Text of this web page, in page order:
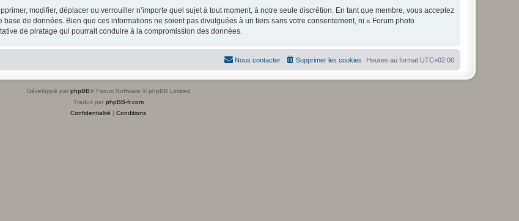
modifier, déplacer ou verrouiller n’importe quel sujet à tout moment, à notre seule discrétion. En tant que membre, vous acceptez
de données. Bien que ces informations ne soient pas divulguées à un tiers sans votre consentement, ni « Forum photo
de piratage qui pourrait conduire à la compromission des données.
Heures au format UTC+02:00
Supprimer les cookies
Nous contacter
Développé par phpBB® Forum Software © phpBB Limited
Traduit par phpBB-fr.com
Confidentialité | Conditions